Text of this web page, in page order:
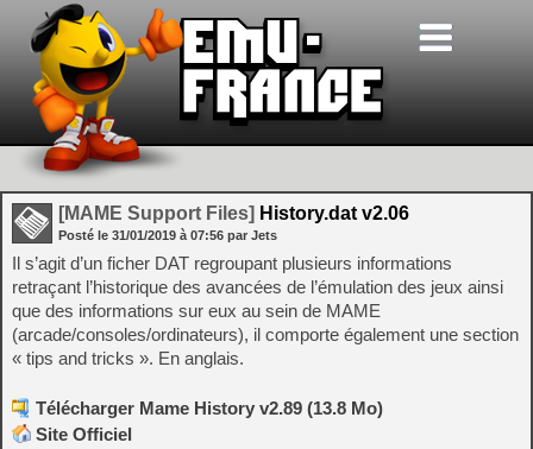
[MAME Support Files] History.dat v2.06
Posté le 31/01/2019 à 07:56 par Jets
Il s’agit d’un ficher DAT regroupant plusieurs informations
retraçant l’historique des avancées de l’émulation des jeux ainsi
que des informations sur eux au sein de MAME
(arcade/consoles/ordinateurs), il comporte également une section
« tips and tricks ». En anglais.
Télécharger Mame History v2.89 (13.8 Mo)
Site Officiel